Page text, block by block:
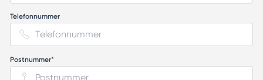
Telefonnummer
Postnummer*